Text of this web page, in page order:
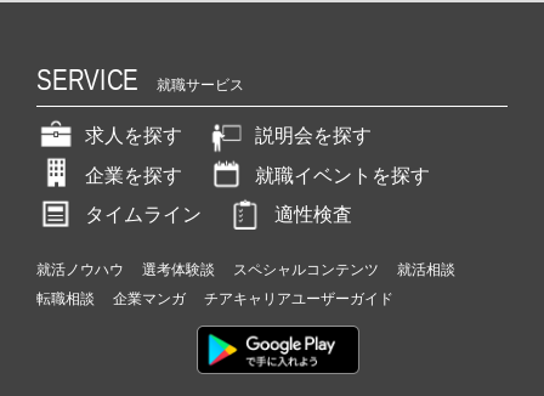
r
e
r）
SERVICE 就職サービス
求人を探す
説明会を探す
企業を探す
就職イベントを探す
タイムライン
適性検査
就活ノウハウ 選考体験談 スペシャルコンテンツ
就活相談
転職相談
企業マンガ チアキャリアユーザーガイド